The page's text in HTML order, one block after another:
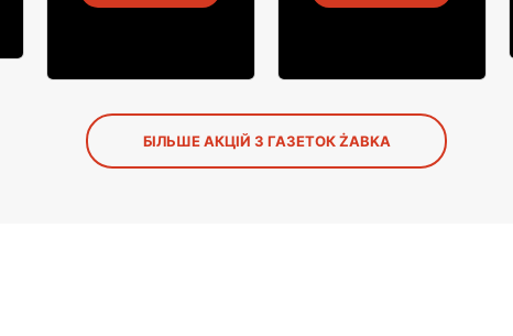
18 серп. 2026 18 серп. 2026
БІЛЬШЕ АКЦІЙ З ГАЗЕТОК ŻABKA